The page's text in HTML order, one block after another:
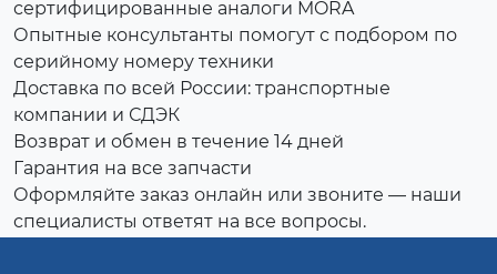
сертифицированные аналоги MORA
Опытные консультанты помогут с подбором по
серийному номеру техники
Доставка по всей России: транспортные
компании и СДЭК
Возврат и обмен в течение 14 дней
Гарантия на все запчасти
Оформляйте заказ онлайн или звоните — наши
специалисты ответят на все вопросы.